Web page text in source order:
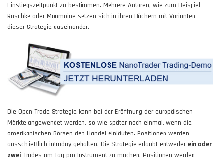
Einstiegszeitpunkt zu bestimmen. Mehrere Autoren, wie zum Beispiel
Raschke oder Monmoine setzen sich in ihren Büchern mit Varianten
dieser Strategie auseinander.
Die Open Trade Strategie kann bei der Eröffnung der europäischen
Märkte angewendet werden, so wie später noch einmal, wenn die
amerikanischen Börsen den Handel einläuten. Positionen werden
ausschließlich intraday gehalten. Die Strategie erlaubt entweder ein oder
zwei Trades am Tag pro Instrument zu machen. Positionen werden